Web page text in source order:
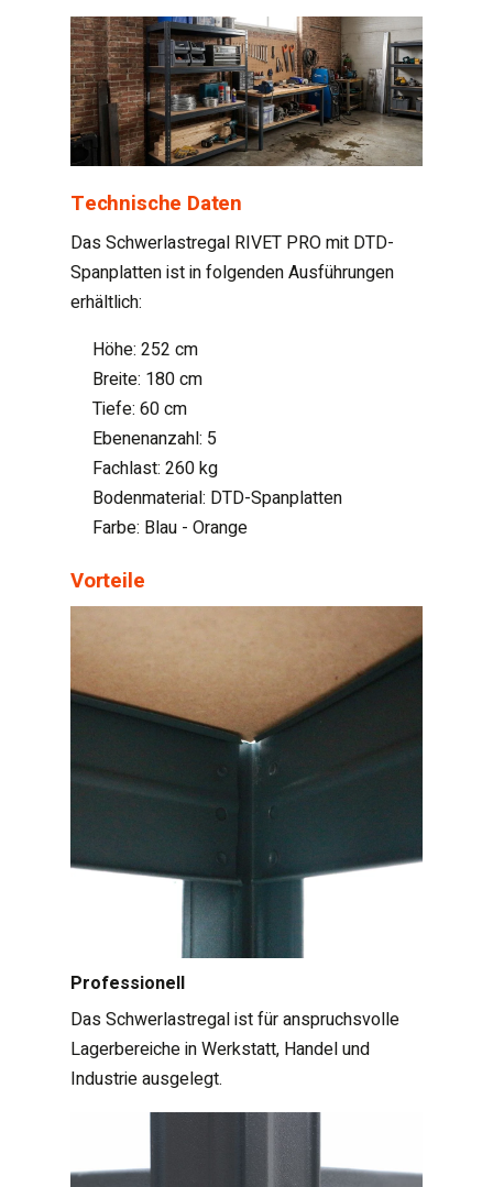
Technische Daten
Das Schwerlastregal RIVET PRO mit DTD-
Spanplatten ist in folgenden Ausführungen
erhältlich:
Höhe: 252 cm
Breite: 180 cm
Tiefe: 60 cm
Ebenenanzahl: 5
Fachlast: 260 kg
Bodenmaterial: DTD-Spanplatten
Farbe: Blau - Orange
Vorteile
Professionell
Das Schwerlastregal ist für anspruchsvolle
Lagerbereiche in Werkstatt, Handel und
Industrie ausgelegt.